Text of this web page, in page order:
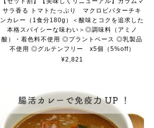
サラ香る トマトたっぷり マクロビバターチキ
ンカレー（1食分180g）＜酸味とコクを追求した
本格スパイシーな味わい＞◎調味料（アミノ
酸）・着色料不使用 ◎プラントベース ◎乳製品
不使用 ◎グルテンフリー x5個（5%off）
¥2,821